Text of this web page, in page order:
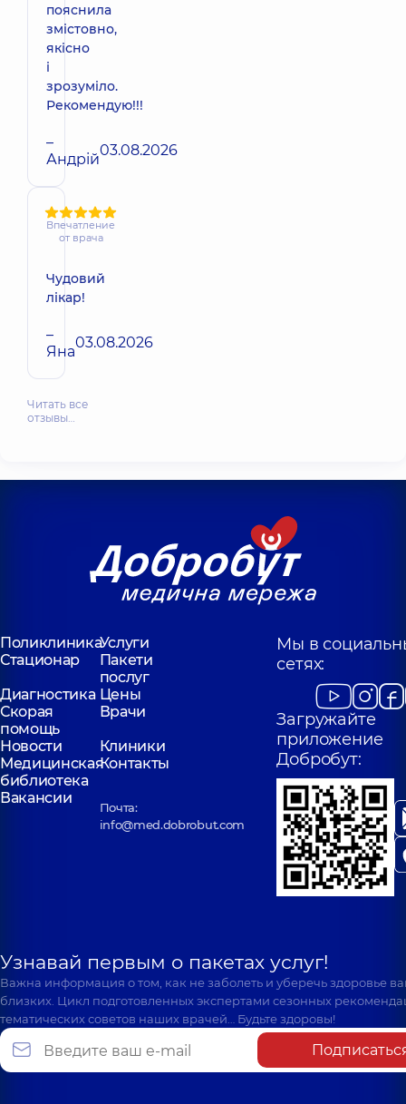
пояснила
змістовно,
якісно
і
зрозуміло.
Рекомендую!!!
–
Андрій03.08.2026
Впечатление
от врача
Чудовий
лікар!
–
Яна03.08.2026
Читать все
отзывы…
ПоликлиникаУслуги
Стационар
Пакети
послуг
Диагностика Цены
Скорая
помощь
Врачи
Новости
Клиники
Медицинская
библиотека
Контакты
Вакансии
Почта:
info@med.dobrobut.com
Мы в
сетях:
Загружайте
приложение
Добробут:
Узнавай первым о пакетах услуг!
Важна информация о том, как не заболеть и уберечь здоровье
близких. Цикл подготовленных экспертами сезонных
тематических советов наших врачей… Будьте здоровы!